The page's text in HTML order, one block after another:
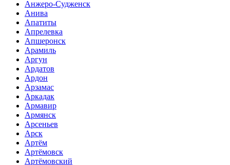
Анжеро-Судженск
Анива
Апатиты
Апрелевка
Апшеронск
Арамиль
Аргун
Ардатов
Ардон
Арзамас
Аркадак
Армавир
Армянск
Арсеньев
Арск
Артём
Артёмовск
Артёмовский